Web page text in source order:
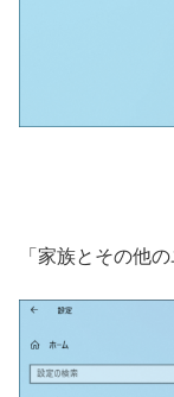
「家族とその他